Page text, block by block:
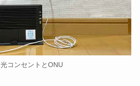
光コンセントとONU